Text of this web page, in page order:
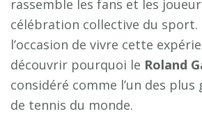
rassemble les fans et les
célébration collective du sport.
l’occasion de vivre cette
découvrir pourquoi le Roland
considéré comme l’un des
de tennis du monde.